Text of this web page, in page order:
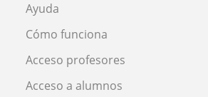
Ayuda
Cómo funciona
Acceso profesores
Acceso a alumnos